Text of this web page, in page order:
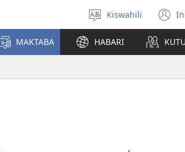
Chagua
lugha
Kiswahili
MAKTABA HABARI